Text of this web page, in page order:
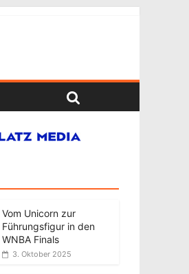
Vom Unicorn zur
Führungsfigur in den
WNBA Finals
3. Oktober 2025